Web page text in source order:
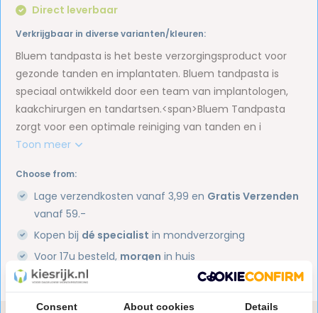
Direct leverbaar
Verkrijgbaar in diverse varianten/kleuren:
Bluem tandpasta is het beste verzorgingsproduct voor
gezonde tanden en implantaten. Bluem tandpasta is
speciaal ontwikkeld door een team van implantologen,
kaakchirurgen en tandartsen.<span>Bluem Tandpasta
zorgt voor een optimale reiniging van tanden en i
Toon meer
Choose from:
Lage verzendkosten vanaf 3,99 en Gratis Verzenden
vanaf 59.-
Kopen bij dé specialist in mondverzorging
Voor 17u besteld, morgen in huis
1 miljoen+tevreden klanten
Consent About cookies Details